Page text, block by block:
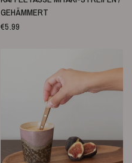
GEHÄMMERT
€5.99